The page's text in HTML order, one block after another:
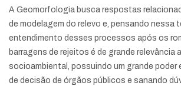
A Geomorfologia busca respostas
de modelagem do relevo e, pensando nessa
entendimento desses processos após os
barragens de rejeitos é de grande relevância
socioambiental, possuindo um grande poder
de decisão de órgãos públicos e sanando